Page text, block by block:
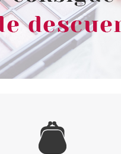
CATRICE
CATRICE VALENTINE WHO?